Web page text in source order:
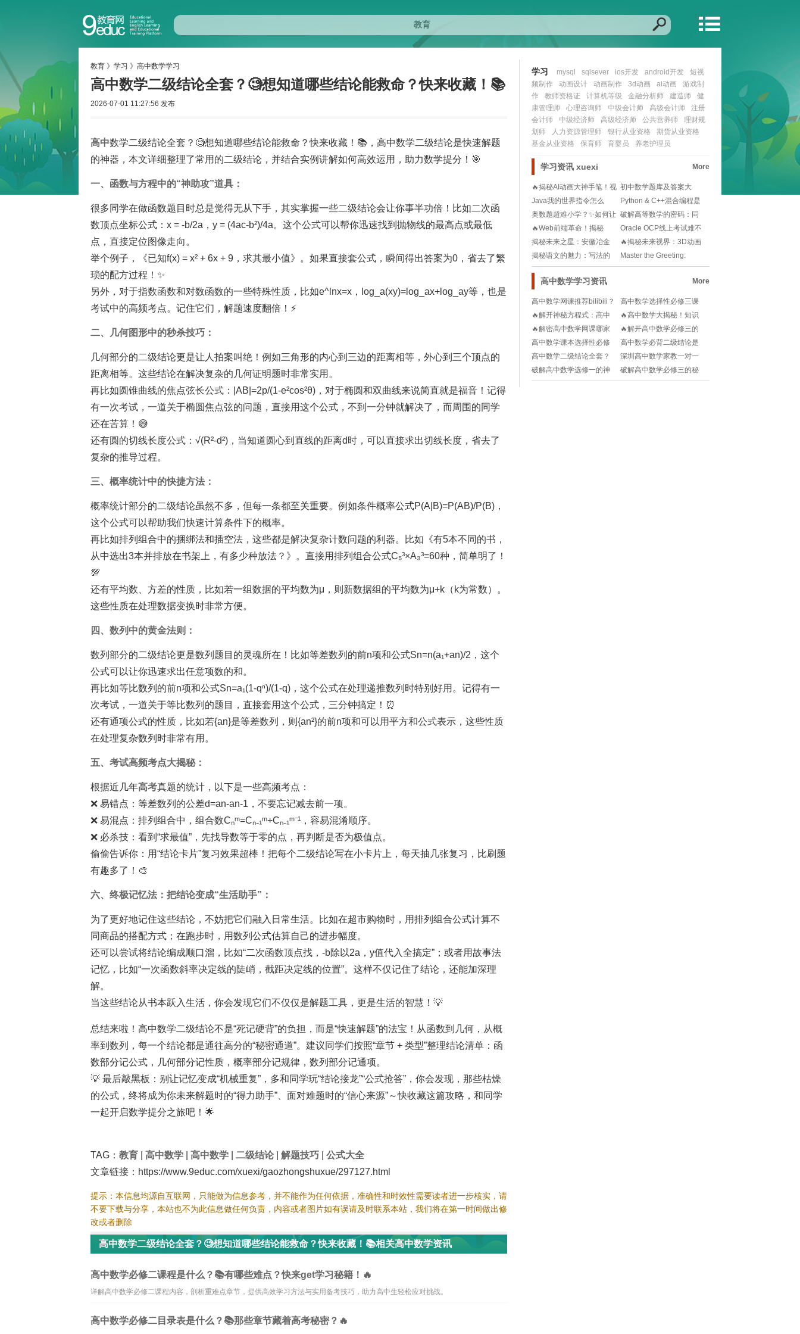
教育 》 学习 》 高中数学学习
高中数学二级结论全套？🧐想知道哪些结论能救命？快来收藏！📚
2026-07-01 11:27:56 发布
高中数学二级结论全套？🧐想知道哪些结论能救命？快来收藏！📚，高中数学二级结论是快速解题
的神器，本文详细整理了常用的二级结论，并结合实例讲解如何高效运用，助力数学提分！🎯
一、函数与方程中的“神助攻”道具：
很多同学在做函数题目时总是觉得无从下手，其实掌握一些二级结论会让你事半功倍！比如二次函
数顶点坐标公式：x = -b/2a，y = (4ac-b²)/4a。这个公式可以帮你迅速找到抛物线的最高点或最低
点，直接定位图像走向。
举个例子，《已知f(x) = x² + 6x + 9，求其最小值》。如果直接套公式，瞬间得出答案为0，省去了繁
琐的配方过程！✨
另外，对于指数函数和对数函数的一些特殊性质，比如e^lnx=x，log_a(xy)=log_ax+log_ay等，也是
考试中的高频考点。记住它们，解题速度翻倍！⚡️
二、几何图形中的秒杀技巧：
几何部分的二级结论更是让人拍案叫绝！例如三角形的内心到三边的距离相等，外心到三个顶点的
距离相等。这些结论在解决复杂的几何证明题时非常实用。
再比如圆锥曲线的焦点弦长公式：|AB|=2p/(1-e²cos²θ)，对于椭圆和双曲线来说简直就是福音！记得
有一次考试，一道关于椭圆焦点弦的问题，直接用这个公式，不到一分钟就解决了，而周围的同学
还在苦算！😅
还有圆的切线长度公式：√(R²-d²)，当知道圆心到直线的距离d时，可以直接求出切线长度，省去了
复杂的推导过程。
三、概率统计中的快捷方法：
概率统计部分的二级结论虽然不多，但每一条都至关重要。例如条件概率公式P(A|B)=P(AB)/P(B)，
这个公式可以帮助我们快速计算条件下的概率。
再比如排列组合中的捆绑法和插空法，这些都是解决复杂计数问题的利器。比如《有5本不同的书，
从中选出3本并排放在书架上，有多少种放法？》。直接用排列组合公式C₅³×A₃³=60种，简单明了！
💯
还有平均数、方差的性质，比如若一组数据的平均数为μ，则新数据组的平均数为μ+k（k为常数）。
这些性质在处理数据变换时非常方便。
四、数列中的黄金法则：
数列部分的二级结论更是数列题目的灵魂所在！比如等差数列的前n项和公式Sn=n(a₁+an)/2，这个
公式可以让你迅速求出任意项数的和。
再比如等比数列的前n项和公式Sn=a₁(1-qⁿ)/(1-q)，这个公式在处理递推数列时特别好用。记得有一
次考试，一道关于等比数列的题目，直接套用这个公式，三分钟搞定！⏰
还有通项公式的性质，比如若{an}是等差数列，则{an²}的前n项和可以用平方和公式表示，这些性质
在处理复杂数列时非常有用。
五、考试高频考点大揭秘：
根据近几年高考真题的统计，以下是一些高频考点：
❌ 易错点：等差数列的公差d=an-an-1，不要忘记减去前一项。
❌ 易混点：排列组合中，组合数Cₙᵐ=Cₙ₋₁ᵐ+Cₙ₋₁ᵐ⁻¹，容易混淆顺序。
❌ 必杀技：看到“求最值”，先找导数等于零的点，再判断是否为极值点。
偷偷告诉你：用“结论卡片”复习效果超棒！把每个二级结论写在小卡片上，每天抽几张复习，比刷题
有趣多了！🎨
六、终极记忆法：把结论变成“生活助手”：
为了更好地记住这些结论，不妨把它们融入日常生活。比如在超市购物时，用排列组合公式计算不
同商品的搭配方式；在跑步时，用数列公式估算自己的进步幅度。
还可以尝试将结论编成顺口溜，比如“二次函数顶点找，-b除以2a，y值代入全搞定”；或者用故事法
记忆，比如“一次函数斜率决定线的陡峭，截距决定线的位置”。这样不仅记住了结论，还能加深理
解。
当这些结论从书本跃入生活，你会发现它们不仅仅是解题工具，更是生活的智慧！💡
总结来啦！高中数学二级结论不是“死记硬背”的负担，而是“快速解题”的法宝！从函数到几何，从概
率到数列，每一个结论都是通往高分的“秘密通道”。建议同学们按照“章节 + 类型”整理结论清单：函
数部分记公式，几何部分记性质，概率部分记规律，数列部分记通项。
💡 最后敲黑板：别让记忆变成“机械重复”，多和同学玩“结论接龙”“公式抢答”，你会发现，那些枯燥
的公式，终将成为你未来解题时的“得力助手”、面对难题时的“信心来源”～快收藏这篇攻略，和同学
一起开启数学提分之旅吧！🌟
TAG： 教育 高中数学 高中数学 二级结论| 解题技巧
公式大全
文章链接：https://www.9educ.com/xuexi/gaozhongshuxue/297127.html
提示：本信息均源自互联网，只能做为信息参考，并不能作为任何依据，准确性和时效性需要读者进一步核实，请
不要下载与分享，本站也不为此信息做任何负责，内容或者图片如有误请及时联系本站，我们将在第一时间做出修
改或者删除
高中数学二级结论全套？🧐想知道哪些结论能救命？快来收藏！📚相关高中数学资讯
高中数学必修二课程是什么？📚有哪些难点？快来get学习秘籍！🔥
详解高中数学必修二课程内容，剖析重难点章节，提供高效学习方法与实用备考技巧，助力高中生轻松应对挑战。
高中数学必修二目录表是什么？📚那些章节藏着高考秘密？🔥
学习 mysql sqlsever ios开发 android开发
短视
频制作
动画设计 动画制作 3d动画 ai动画
游戏制
作
教师资格证 计算机等级 金融分析师 建造师
健
康管理师
心理咨询师 中级会计师 高级会计师
注册
会计师
中级经济师 高级经济师 公共营养师
理财规
划师
人力资源管理师 银行从业资格
期货从业资格
基金从业资格
保育师 育婴员 养老护理员
学习资讯 xuexi More
🔥揭秘AI动画大神手笔！视
频制作秘籍，让
初中数学题库及答案大
全？📚如何高效刷题？
Java我的世界指令怎么
用？新手必看！🎮
Python & C++混合编程是
什么？
奥数题超难小学？✨如何让
孩子轻松应对奥数
破解高等数学的密码：同
济大学第八版电子版
🔥Web前端革命！揭秘
2025官网设计新
Oracle OCP线上考试难不
难？如何
揭秘未来之星：安徽冶金
科技职业学院的创新
🔥揭秘未来视界：3D动画
的魔法与魅力🔍
揭秘语文的魅力：写法的
韵律与灵魂深处的对
Master the Greeting:
高中数学学习资讯 More
高中数学网课推荐bilibili？
🎓如何找到适合自己的优
质资源？🧐
高中数学选择性必修三课
本答案？📚如何高效利用
答案解析提升成绩？🔥
🔥解开神秘方程式：高中
数学全攻略📚📊
🔥高中数学大揭秘！知识
点&公式全解析，助你轻松
征服高数山峰攀登赛!
🔥解密高中数学网课哪家
强？名师推荐，直击高分
密码🔑!
🔥解开高中数学必修三的
神秘面纱：一场知识狂
欢！📚
高中数学课本选择性必修
二有哪些重点内容？📚如
何高效学习？🔥
高中数学必背二级结论是
什么🧐哪些是快速解题神
器？🔥快收藏！
高中数学二级结论全套？
🧐想知道哪些结论能救
命？快来收藏！📚
深圳高中数学家教一对一
靠谱吗🧐家教如何选择才
高效？🔥
破解高中数学选修一的神
秘密码：解锁学霸之路 알
破解高中数学必修三的秘
密代码：A版电子课本全面